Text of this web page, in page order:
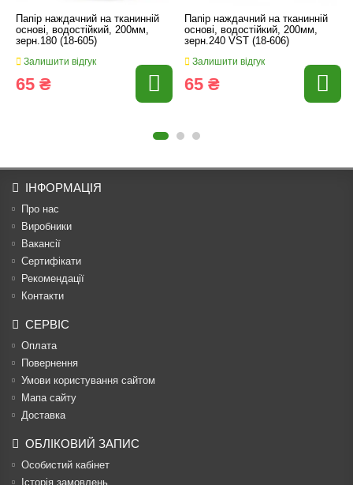
Папір наждачний на тканинній
основі, водостійкий, 200мм,
зерн.180 (18-605)
Залишити відгук
65 ₴
Папір наждачний на тканинній
основі, водостійкий, 200мм,
зерн.240 VST (18-606)
Залишити відгук
65 ₴
ІНФОРМАЦІЯ
Про нас
Виробники
Вакансії
Сертифікати
Рекомендації
Контакти
СЕРВІС
Оплата
Повернення
Умови користування сайтом
Мапа сайту
Доставка
ОБЛІКОВИЙ ЗАПИС
Особистий кабінет
Історія замовлень